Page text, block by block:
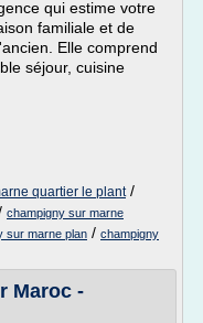
qui estime votre
familiale et de
Elle comprend
séjour, cuisine
quartier le plant/
champigny sur marne
sur marne plan / champigny
Maroc -